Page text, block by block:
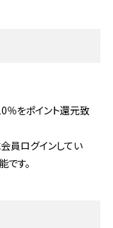
％をポイント還元致
員ログインしてい
です。